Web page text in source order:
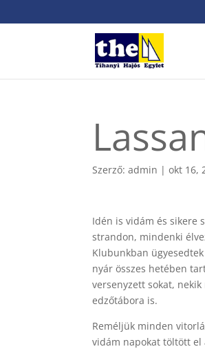
Szerző:admin |okt 16,
Idén is vidám és sikere
strandon, mindenki
Klubunkban
nyár összes hetében
versenyzett sokat,
edzőtábora is.
Reméljük minden
vidám napokat töltött el